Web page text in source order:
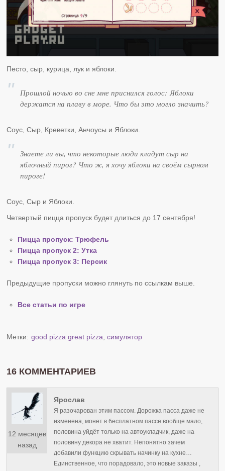
Песто, сыр, курица, лук и яблоки.
Прошлой ночью во сне мне приснился голос: Яблоки
держатся на плаву в море. Что бы это могло значить?
Соус, Сыр, Креветки, Анчоусы и Яблоки.
Знаете ли вы, что некоторые люди кладут сыр на
яблочный пирог? Что ж, я хочу яблоки на своём сырном
пироге!
Соус, Сыр и Яблоки.
Четвертый пицца пропуск будет длиться до 17 сентября!
Пицца пропуск: Трюфель
Пицца пропуск 2: Утка
Пицца пропуск 3: Персик
Предыдущие пропуски можно глянуть по ссылкам выше.
Все статьи по игре
Метки: good pizza great pizza,симулятор
16 КОММЕНТАРИЕВ
12 месяцев
назад
Ярослав
Я разочарован этим пассом. Дорожка пасса даже не
изменена, монет в бесплатном пассе вообще мало,
половина уйдёт только на автоукладчик, даже на
половину декора не хватит. Непонятно зачем
добавили функцию скрывать начинку на кухне…
Единственное, что порадовало, это новые заказы ,